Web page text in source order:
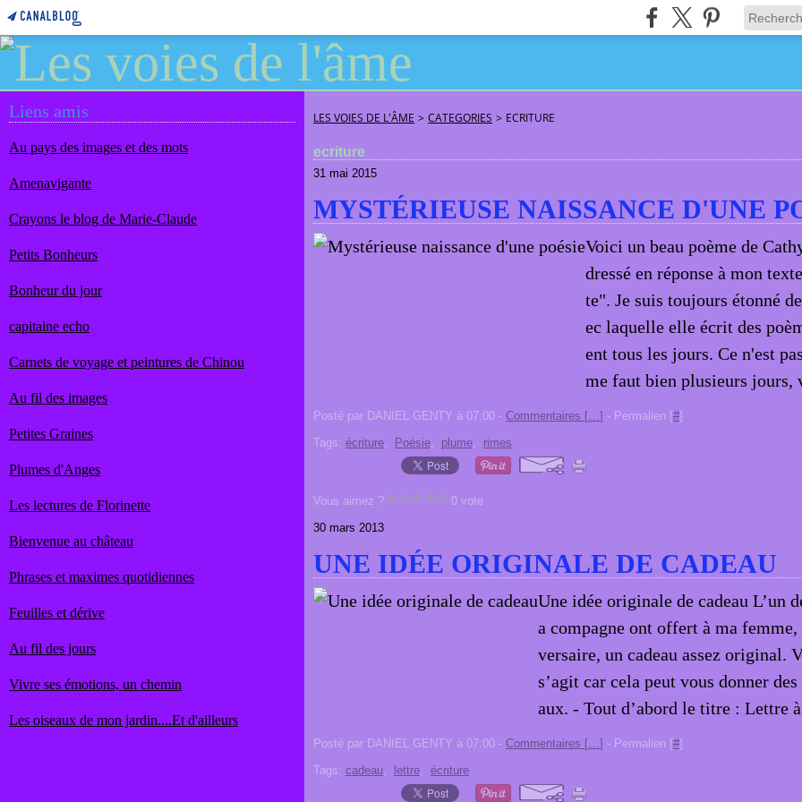
Liens amis
Au pays des images et des mots
Amenavigante
Crayons le blog de Marie-Claude
Petits Bonheurs
Bonheur du jour
capitaine echo
Carnets de voyage et peintures de Chinou
Au fil des images
Petites Graines
Plumes d'Anges
Les lectures de Florinette
Bienvenue au château
Phrases et maximes quotidiennes
Feuilles et dérive
Au fil des jours
Vivre ses émotions, un chemin
Les oiseaux de mon jardin....Et d'ailleurs
LES VOIES DE L'ÂME > CATEGORIES > ECRITURE
ecriture
31 mai 2015
MYSTÉRIEUSE NAISSANCE D'UNE
Voici un beau poème de
dressé en réponse à mon
te". Je suis toujours étonné
ec laquelle elle écrit des
ent tous les jours. Ce n'est
me faut bien plusieurs jours,
Posté par DANIEL GENTY à 07:00 - Commentaires […] - Permalien [#]
Tags: écriture, Poésie, plume, rimes
Vous aimez ?
0 vote
30 mars 2013
UNE IDÉE ORIGINALE DE CADEAU
Une idée originale de cadeau L’un
a compagne ont offert à ma femme,
versaire, un cadeau assez original.
s’agit car cela peut vous donner des
aux. - Tout d’abord le titre : Lettre
Posté par DANIEL GENTY à 07:00 - Commentaires […] - Permalien [#]
Tags: cadeau, lettre, écriture